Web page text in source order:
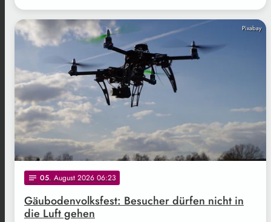
Pixabay
notes 05. August 2026 06:23
Gäubodenvolksfest: Besucher dürfen nicht in
die Luft gehen